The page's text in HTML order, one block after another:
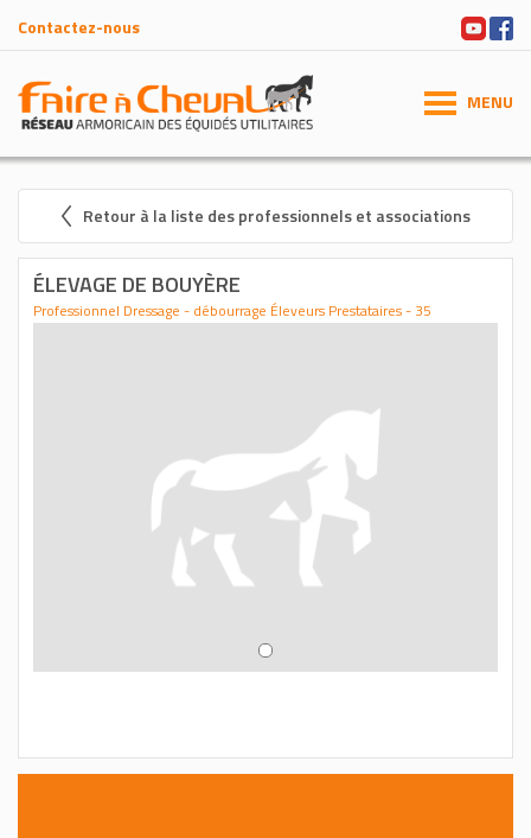
Contactez-nous
MENU
Retour à la liste des professionnels et associations
ÉLEVAGE DE BOUYÈRE
Professionnel Dressage - débourrage Éleveurs Prestataires - 35